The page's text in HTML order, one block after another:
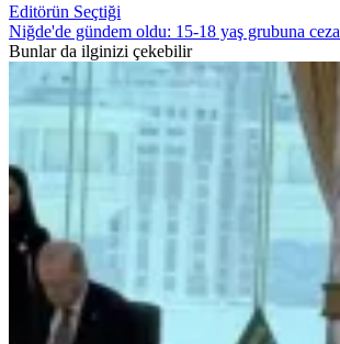
Editörün Seçtiği
Niğde'de gündem oldu: 15-18 yaş grubuna ceza
Bunlar da ilginizi çekebilir